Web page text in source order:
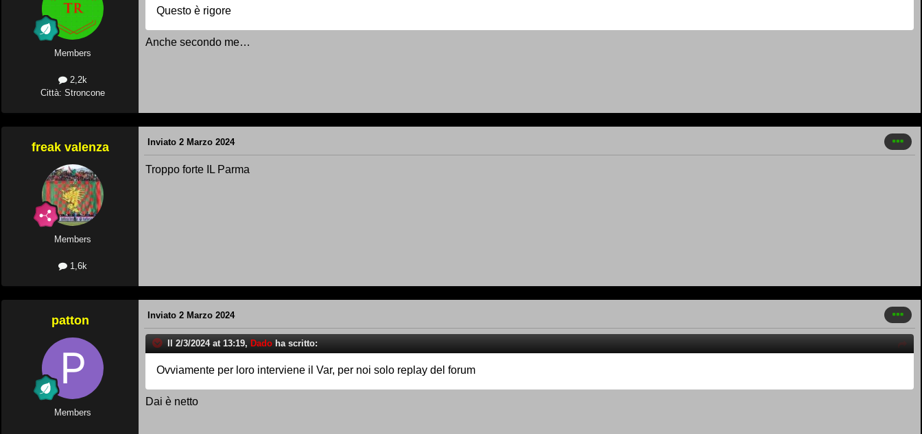
Members
2,2k
Città: Stroncone
Questo è rigore
Anche secondo me…
freak valenza
Members
1,6k
Inviato 2 Marzo 2024
Troppo forte IL Parma
patton
Members
Inviato 2 Marzo 2024
Il 2/3/2024 at 13:19, Dado ha scritto:
Ovviamente per loro interviene il Var, per noi solo replay del forum
Dai è netto